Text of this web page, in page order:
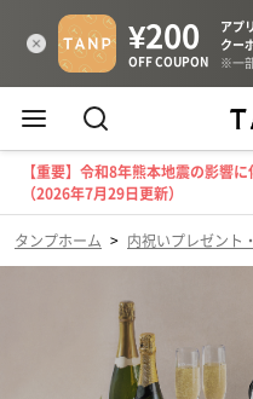
【重要】令和8年熊本地震の影響
（2026年7月29日更新）
タンプホーム > 内祝いプレゼント